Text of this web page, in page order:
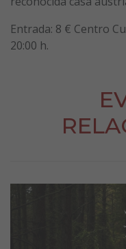
Entrada: 8 € Centro
20:00 h.